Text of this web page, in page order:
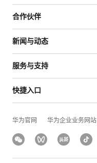
合作伙伴
新闻与动态
服务与支持
快捷入口
华为官网 华为企业业务网站